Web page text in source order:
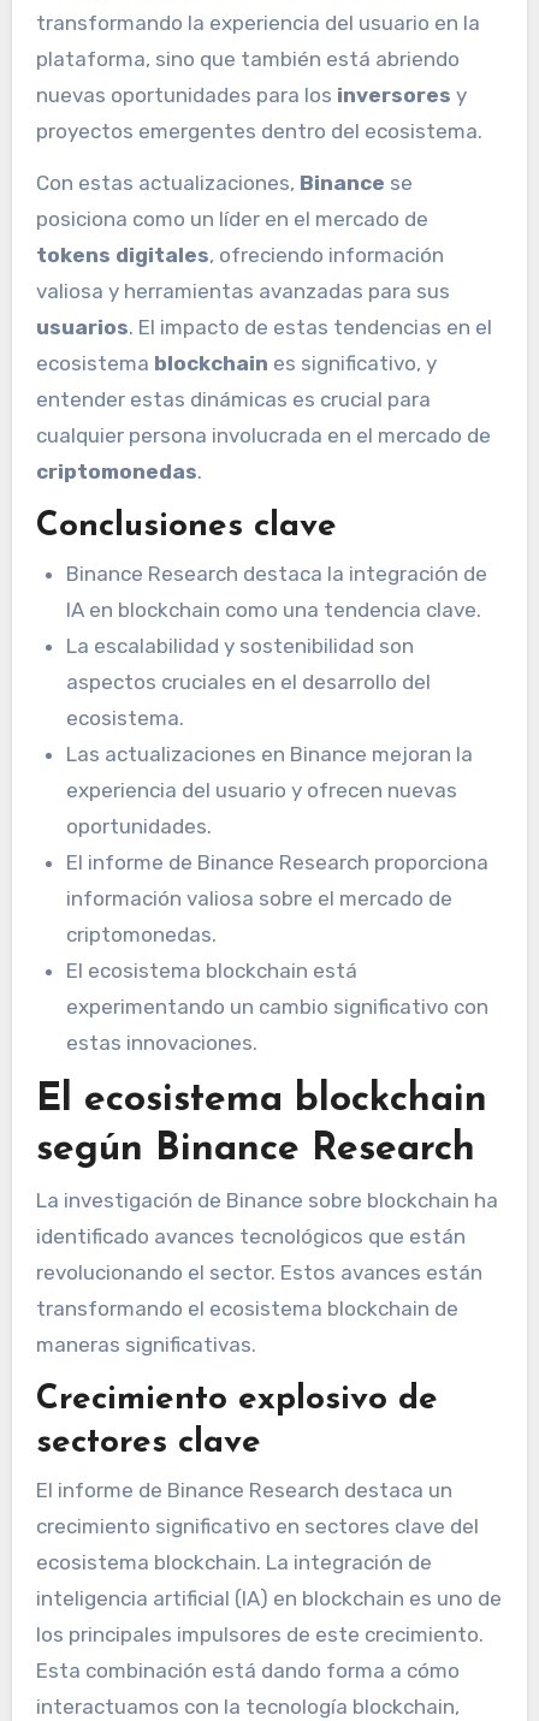
transformando la experiencia del usuario en la
plataforma, sino que también está abriendo
nuevas oportunidades para los inversores y
proyectos emergentes dentro del ecosistema.
Con estas actualizaciones, Binance se
posiciona como un líder en el mercado de
tokens digitales, ofreciendo información
valiosa y herramientas avanzadas para sus
usuarios. El impacto de estas tendencias en el
ecosistema blockchain es significativo, y
entender estas dinámicas es crucial para
cualquier persona involucrada en el mercado de
criptomonedas.
Conclusiones clave
Binance Research destaca la integración de
IA en blockchain como una tendencia clave.
La escalabilidad y sostenibilidad son
aspectos cruciales en el desarrollo del
ecosistema.
Las actualizaciones en Binance mejoran la
experiencia del usuario y ofrecen nuevas
oportunidades.
El informe de Binance Research proporciona
información valiosa sobre el mercado de
criptomonedas.
El ecosistema blockchain está
experimentando un cambio significativo con
estas innovaciones.
El ecosistema blockchain
según Binance Research
La investigación de Binance sobre blockchain ha
identificado avances tecnológicos que están
revolucionando el sector. Estos avances están
transformando el ecosistema blockchain de
maneras significativas.
Crecimiento explosivo de
sectores clave
El informe de Binance Research destaca un
crecimiento significativo en sectores clave del
ecosistema blockchain. La integración de
inteligencia artificial (IA) en blockchain es uno de
los principales impulsores de este crecimiento.
Esta combinación está dando forma a cómo
interactuamos con la tecnología blockchain,